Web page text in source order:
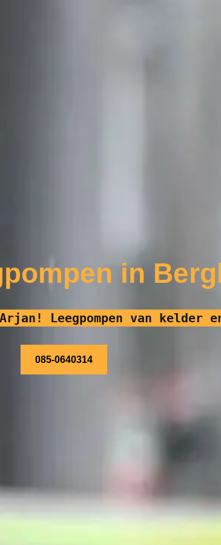
in
Leegpompen van kelder
085-0640314